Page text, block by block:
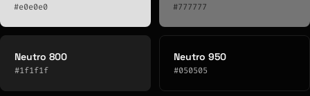
#e0e0e0 #777777
Neutro 800
#1f1f1f
Neutro 950
#050505